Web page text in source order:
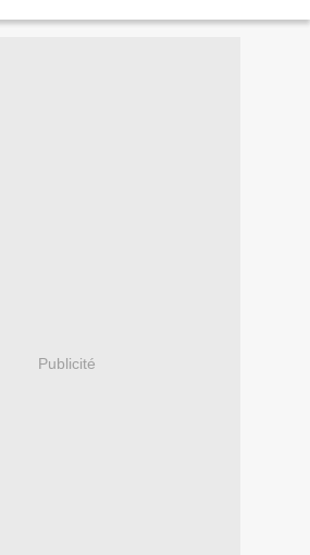
Publicité